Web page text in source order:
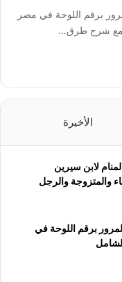
برقم اللوحة في مصر
الأخيرة
لابن سيرين
والمتزوجة والرجل
برقم اللوحة في